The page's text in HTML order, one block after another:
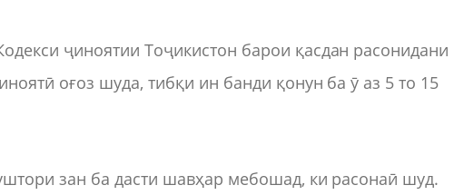
ҷиноятии Тоҷикистон барои қасдан расонидани
оғоз шуда, тибқи ин банди қонун ба ӯ аз 5 то 15
зан ба дасти шавҳар мебошад, ки расонаӣ шуд.